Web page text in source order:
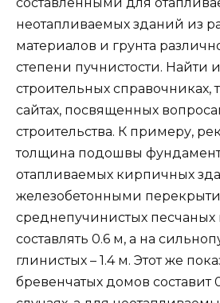
неотапливаемых зданий из
материалов и грунта
степени пучнистости. Найти
строительных справочниках,
сайтах, посвященных
строительства. К примеру,
толщина подошвы
отапливаемых кирпичных
железобетонными
среднепучинистых песчаных
составлять 0.6 м, а на
глинистых – 1.4 м. Этот же
бревенчатых домов составит